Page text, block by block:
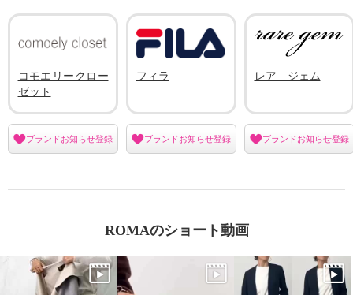
コモエリークロー
ゼット
ブランドお知らせ登録
フィラ
ブランドお知らせ登録
レア ジェム
ブランドお知らせ登録
ROMAのショート動画